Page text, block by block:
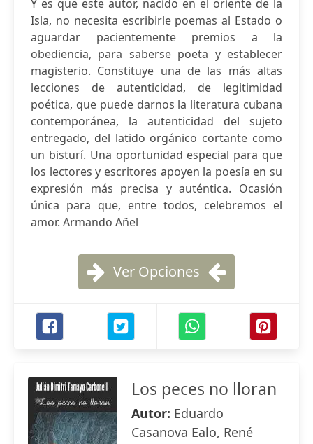
Y es que este autor, nacido en el oriente de la
Isla, no necesita escribirle poemas al Estado o
aguardar pacientemente premios a la
obediencia, para saberse poeta y establecer
magisterio. Constituye una de las más altas
lecciones de autenticidad, de legitimidad
poética, que puede darnos la literatura cubana
contemporánea, la autenticidad del sujeto
entregado, del latido orgánico cortante como
un bisturí. Una oportunidad especial para que
los lectores y escritores apoyen la poesía en su
expresión más precisa y auténtica. Ocasión
única para que, entre todos, celebremos el
amor. Armando Añel
Ver Opciones
Los peces no lloran
Autor: Eduardo
Casanova Ealo, René